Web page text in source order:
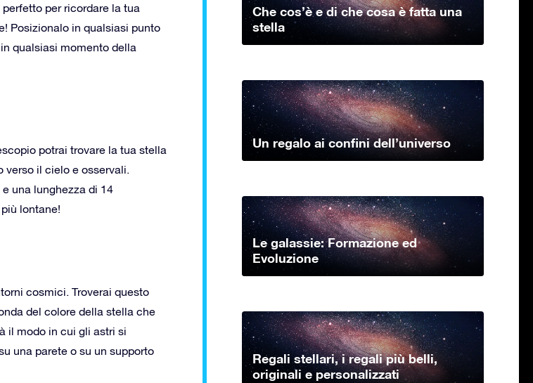
per ricordare la tua
Posizionalo in qualsiasi punto
qualsiasi momento della
potrai trovare la tua stella
il cielo e osservali.
una lunghezza di 14
lontane!
cosmici. Troverai questo
del colore della stella che
il modo in cui gli astri si
una parete o su un supporto
Che cos’è e di che cosa è fatta una
stella
Un regalo ai confini dell’universo
Le galassie: Formazione ed
Evoluzione
Regali stellari, i regali più belli,
originali e personalizzati